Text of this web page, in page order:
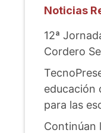
Noticias
12ª
Cordero
educación
para las
Continúan